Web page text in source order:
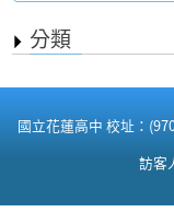
分類
國立花蓮高中 校址：
訪客
訪客